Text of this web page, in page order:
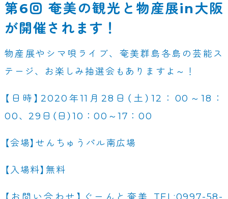
第6回 奄美の観光と物産展in大阪
が開催されます！
物産展やシマ唄ライブ、奄美群島各島の芸能ス
テージ、お楽しみ抽選会もありますよ～！
【日時】2020年11月28日（土）12：00～18：
00、29日（日）10：00～17：00
【会場】せんちゅうパル南広場
【入場料】無料
【お問い合わせ】ぐーんと奄美 TEL:0997-58-